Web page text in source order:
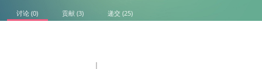
讨论 (0) 贡献 (3) 递交 (25)